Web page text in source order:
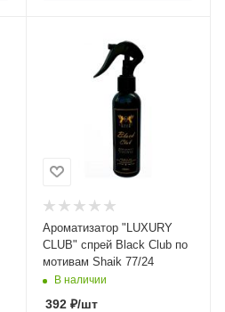
Ароматизатор "LUXURY
CLUB" спрей Black Club по
мотивам Shaik 77/24
В наличии
392₽/шт